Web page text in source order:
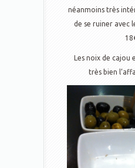
néanmoins très
de se ruiner avec
Les noix de cajou
très bien